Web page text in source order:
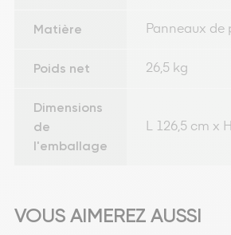
Matière Panneaux de
Poids net 26,5 kg
Dimensions
de
l'emballage
L 126,5 cm x
VOUS AIMEREZ AUSSI